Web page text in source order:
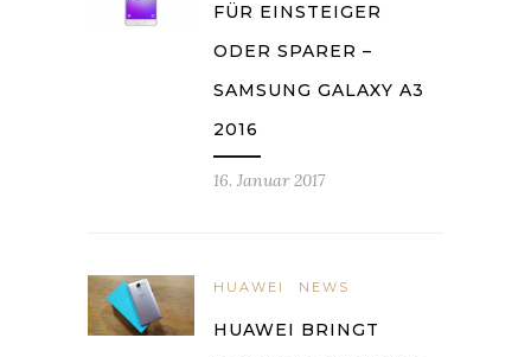
FÜR EINSTEIGER
ODER SPARER –
SAMSUNG GALAXY A3
2016
16. Januar 2017
HUAWEI NEWS
HUAWEI BRINGT